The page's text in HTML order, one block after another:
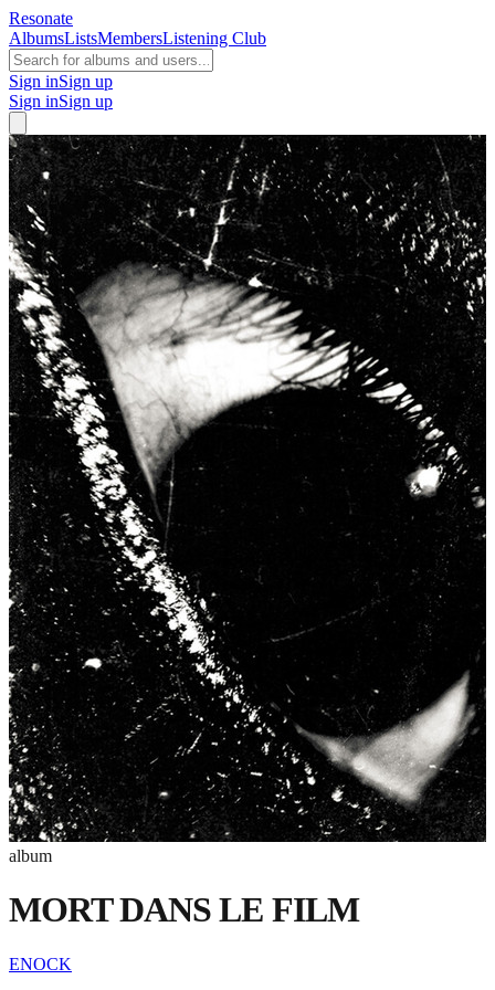
Resonate
AlbumsListsMembersListening Club
Sign inSign up
Sign inSign up
album
MORT DANS LE FILM
ENOCK